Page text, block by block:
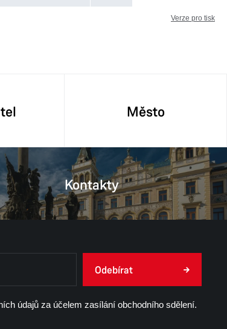
Verze pro tisk
Město
Kontakty
Odebírat
údajů za účelem zasílání obchodního sdělení.